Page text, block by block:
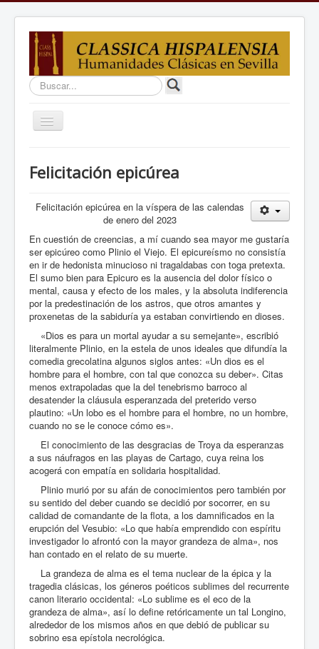
Buscar...
Cambiar
Proyectos
Estudios
Debates
Docencia
Enlaces
Está aquí: Inicio Debates Felicitación epicúrea
Felicitación epicúrea
Felicitación epicúrea en la víspera de las calendas
de enero del 2023
En cuestión de creencias, a mí cuando sea mayor me gustaría
ser epicúreo como Plinio el Viejo. El epicureísmo no consistía
en ir de hedonista minucioso ni tragaldabas con toga pretexta.
El sumo bien para Epicuro es la ausencia del dolor físico o
mental, causa y efecto de los males, y la absoluta indiferencia
por la predestinación de los astros, que otros amantes y
proxenetas de la sabiduría ya estaban convirtiendo en dioses.
«Dios es para un mortal ayudar a su semejante», escribió
literalmente Plinio, en la estela de unos ideales que difundía la
comedia grecolatina algunos siglos antes: «Un dios es el
hombre para el hombre, con tal que conozca su deber». Citas
menos extrapoladas que la del tenebrismo barroco al
desatender la cláusula esperanzada del preterido verso
plautino: «Un lobo es el hombre para el hombre, no un hombre,
cuando no se le conoce cómo es».
El conocimiento de las desgracias de Troya da esperanzas
a sus náufragos en las playas de Cartago, cuya reina los
acogerá con empatía en solidaria hospitalidad.
Plinio murió por su afán de conocimientos pero también por
su sentido del deber cuando se decidió por socorrer, en su
calidad de comandante de la flota, a los damnificados en la
erupción del Vesubio: «Lo que había emprendido con espíritu
investigador lo afrontó con la mayor grandeza de alma», nos
han contado en el relato de su muerte.
La grandeza de alma es el tema nuclear de la épica y la
tragedia clásicas, los géneros poéticos sublimes del recurrente
canon literario occidental: «Lo sublime es el eco de la
grandeza de alma», así lo define retóricamente un tal Longino,
alrededor de los mismos años en que debió de publicar su
sobrino esa epístola necrológica.